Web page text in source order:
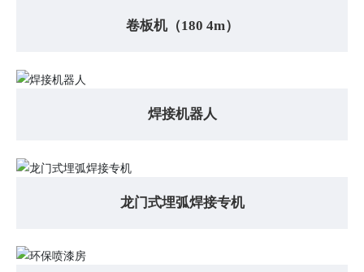
卷板机（180 4m）
焊接机器人
龙门式埋弧焊接专机